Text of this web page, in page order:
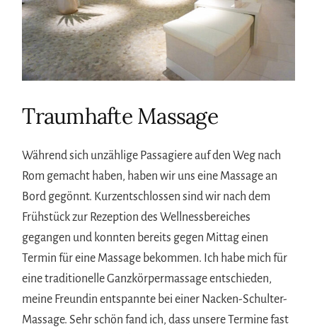
Traumhafte Massage
Während sich unzählige Passagiere auf den Weg nach
Rom gemacht haben, haben wir uns eine Massage an
Bord gegönnt. Kurzentschlossen sind wir nach dem
Frühstück zur Rezeption des Wellnessbereiches
gegangen und konnten bereits gegen Mittag einen
Termin für eine Massage bekommen. Ich habe mich für
eine traditionelle Ganzkörpermassage entschieden,
meine Freundin entspannte bei einer Nacken-Schulter-
Massage. Sehr schön fand ich, dass unsere Termine fast